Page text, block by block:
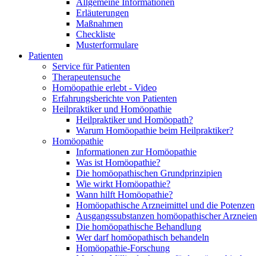
Allgemeine Informationen
Erläuterungen
Maßnahmen
Checkliste
Musterformulare
Patienten
Service für Patienten
Therapeutensuche
Homöopathie erlebt - Video
Erfahrungsberichte von Patienten
Heilpraktiker und Homöopathie
Heilpraktiker und Homöopath?
Warum Homöopathie beim Heilpraktiker?
Homöopathie
Informationen zur Homöopathie
Was ist Homöopathie?
Die homöopathischen Grundprinzipien
Wie wirkt Homöopathie?
Wann hilft Homöopathie?
Homöopathische Arzneimittel und die Potenzen
Ausgangssubstanzen homöopathischer Arzneien
Die homöopathische Behandlung
Wer darf homöopathisch behandeln
Homöopathie-Forschung